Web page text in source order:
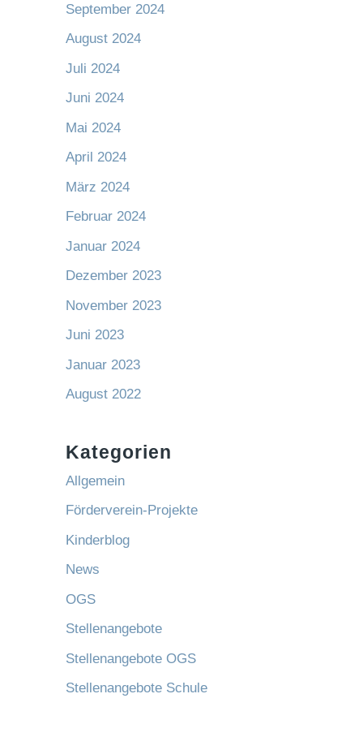
September 2024
August 2024
Juli 2024
Juni 2024
Mai 2024
April 2024
März 2024
Februar 2024
Januar 2024
Dezember 2023
November 2023
Juni 2023
Januar 2023
August 2022
Kategorien
Allgemein
Förderverein-Projekte
Kinderblog
News
OGS
Stellenangebote
Stellenangebote OGS
Stellenangebote Schule